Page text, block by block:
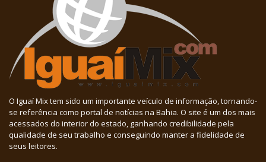
O Iguaí Mix tem sido um importante veículo de informação, tornando-
se referência como portal de notícias na Bahia. O site é um dos mais
acessados do interior do estado, ganhando credibilidade pela
qualidade de seu trabalho e conseguindo manter a fidelidade de
seus leitores.